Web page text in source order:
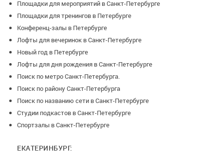
Площадки для мероприятий в Санкт-Петербурге
Площадки для тренингов в Петербурге
Конференц-залы в Петербурге
Лофты для вечеринок в Санкт-Петербурге
Новый год в Петербурге
Лофты для дня рождения в Санкт-Петербурге
Поиск по метро Санкт-Петербурга.
Поиск по району Санкт-Петербурга
Поиск по названию сети в Санкт-Петербурге
Студии подкастов в Санкт-Петербурге
Спортзалы в Санкт-Петербурге
ЕКАТЕРИНБУРГ: